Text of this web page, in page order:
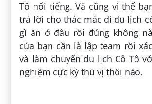
Tô nổi tiếng. Và cũng vì thế
trả lời cho thắc mắc đi du lịch
gì ăn ở đâu rồi đúng không
của bạn cần là lập team rồi
và làm chuyến du lịch Cô Tô
nghiệm cực kỳ thú vị thôi nào.